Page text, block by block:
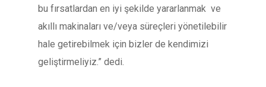
bu fırsatlardan en iyi şekilde yararlanmak ve
akıllı makinaları ve/veya süreçleri yönetilebilir
hale getirebilmek için bizler de kendimizi
geliştirmeliyiz.” dedi.